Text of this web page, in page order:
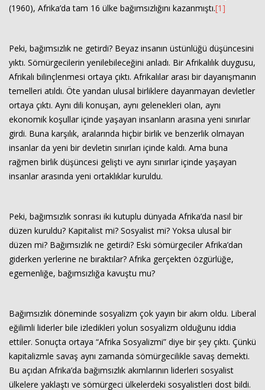
(1960), Afrika’da tam 16 ülke bağımsızlığını kazanmıştı.[1]
Peki, bağımsızlık ne getirdi? Beyaz insanın üstünlüğü düşüncesini
yıktı. Sömürgecilerin yenilebileceğini anladı. Bir Afrikalılık duygusu,
Afrikalı bilinçlenmesi ortaya çıktı. Afrikalılar arası bir dayanışmanın
temelleri atıldı. Öte yandan ulusal birliklere dayanmayan devletler
ortaya çıktı. Aynı dili konuşan, aynı gelenekleri olan, aynı
ekonomik koşullar içinde yaşayan insanların arasına yeni sınırlar
girdi. Buna karşılık, aralarında hiçbir birlik ve benzerlik olmayan
insanlar da yeni bir devletin sınırları içinde kaldı. Ama buna
rağmen birlik düşüncesi gelişti ve aynı sınırlar içinde yaşayan
insanlar arasında yeni ortaklıklar kuruldu.
Peki, bağımsızlık sonrası iki kutuplu dünyada Afrika’da nasıl bir
düzen kuruldu? Kapitalist mi? Sosyalist mi? Yoksa ulusal bir
düzen mi? Bağımsızlık ne getirdi? Eski sömürgeciler Afrika’dan
giderken yerlerine ne bıraktılar? Afrika gerçekten özgürlüğe,
egemenliğe, bağımsızlığa kavuştu mu?
Bağımsızlık döneminde sosyalizm çok yayın bir akım oldu. Liberal
eğilimli liderler bile izledikleri yolun sosyalizm olduğunu iddia
ettiler. Sonuçta ortaya “Afrika Sosyalizmi” diye bir şey çıktı. Çünkü
kapitalizmle savaş aynı zamanda sömürgecilikle savaş demekti.
Bu açıdan Afrika’da bağımsızlık akımlarının liderleri sosyalist
ülkelere yaklaştı ve sömürgeci ülkelerdeki sosyalistleri dost bildi.